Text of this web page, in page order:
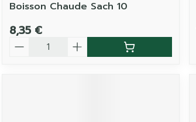
Boisson Chaude Sach 10
8,35 €
Quantité